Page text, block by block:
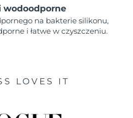
wodoodporne
na bakterie silikonu,
i łatwe w czyszczeniu.
LOVES IT